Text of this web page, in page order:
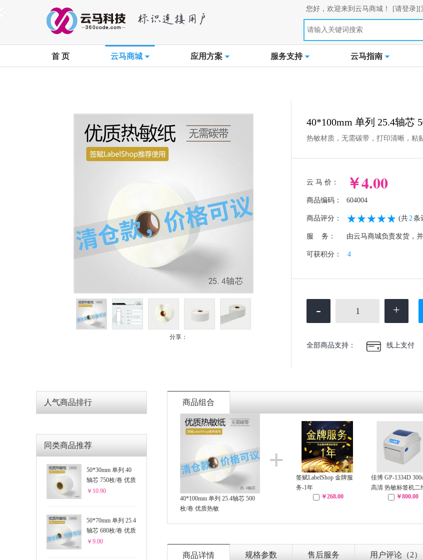
您好，欢迎来到云马商城！ [请登录] [
首 页 云马商城 应用方案 服务支持 云马指南
分享：
40*100mm 单列 25.4轴芯
热敏材质，无需碳带，打印清晰，粘
云 马 价： ￥4.00
商品编码： 604004
商品评分： (共2条
服 务： 由云马商城负责发货，
可获积分： 4
- +
全部商品支持： 线上支付
人气商品排行
同类商品推荐
50*30mm 单列 40
轴芯 750枚/卷 优质
热敏
￥10.90
50*70mm 单列 25.4
轴芯 680枚/卷 优质
热敏
￥9.00
商品组合
40*100mm 单列 25.4轴芯 500
枚/卷 优质热敏
签赋LabelShop 金牌服
务-1年
￥268.00
佳博 GP-1334D
高清 热敏标签机二
打印机
￥800.00
商品详情 规格参数 售后服务 用户评论（2）